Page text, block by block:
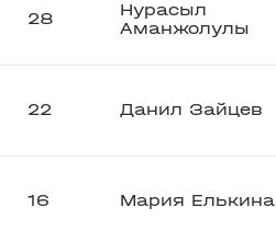
28
Нурасыл
Аманжолулы
22 Данил Зайцев
16 Мария Елькина